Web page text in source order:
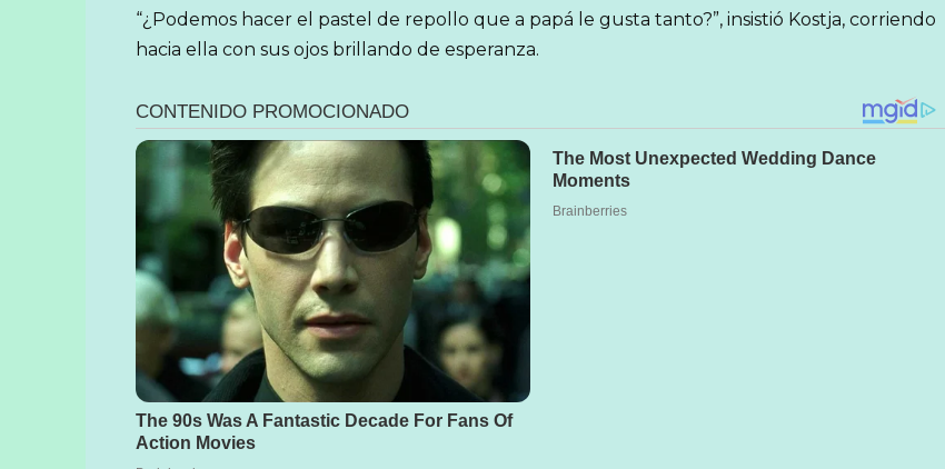
“¿Podemos hacer el pastel de repollo que a papá le gusta tanto?”, insistió Kostja, corriendo
hacia ella con sus ojos brillando de esperanza.